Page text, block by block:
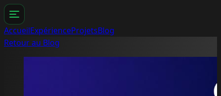
AccueilExpérienceProjetsBlog
Retour au Blog